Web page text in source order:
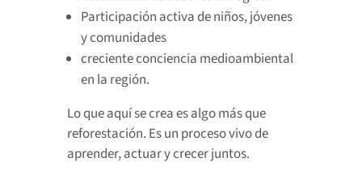
Participación activa de niños, jóvenes
y comunidades
creciente conciencia medioambiental
en la región.
Lo que aquí se crea es algo más que
reforestación. Es un proceso vivo de
aprender, actuar y crecer juntos.